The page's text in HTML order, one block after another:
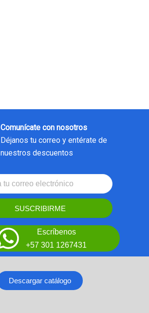
Comunícate con nosotros
Déjanos tu correo y entérate de
nuestros descuentos
SUSCRIBIRME
Escríbenos
+57 301 1267431
Descargar catálogo